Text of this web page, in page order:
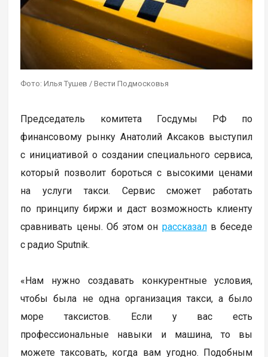
Фото: Илья Тушев / Вести Подмосковья
Председатель комитета Госдумы РФ по
финансовому рынку Анатолий Аксаков выступил
с инициативой о создании специального сервиса,
который позволит бороться с высокими ценами
на услуги такси. Сервис сможет работать
по принципу биржи и даст возможность клиенту
сравнивать цены. Об этом он рассказалв беседе
с радио Sputnik.
«Нам нужно создавать конкурентные условия,
чтобы была не одна организация такси, а было
море таксистов. Если у вас есть
профессиональные навыки и машина, то вы
можете таксовать, когда вам угодно. Подобным